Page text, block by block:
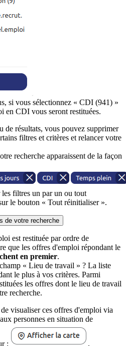
si vous sélectionnez « CDI (941) »
en CDI vous seront restituées.
de résultats, vous pouvez supprimer
filtres et critères et relancer votre
recherche apparaissent de la façon
filtres un par un ou tout
le bouton « Tout réinitialiser ».
de votre recherche
est restituée par ordre de
que les offres d'emploi répondant le
en premier.
« Lieu de travail » ? La liste
le plus à vos critères. Parmi
les offres dont le lieu de travail
recherche.
visualiser ces offres d'emploi via
personnes en situation de
:
.